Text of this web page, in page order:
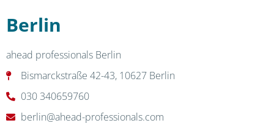
Berlin
ahead professionals Berlin
Bismarckstraße 42-43, 10627 Berlin
030 340659760
berlin@ahead-professionals.com